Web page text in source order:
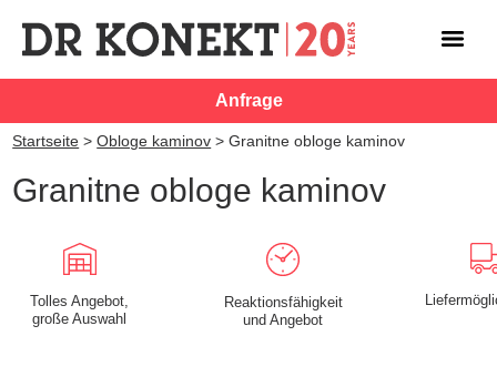
Anfrage
Startseite >Obloge kaminov >Granitne obloge kaminov
Granitne obloge kaminov
Tolles Angebot,
große Auswahl
Reaktionsfähigkeit
und Angebot